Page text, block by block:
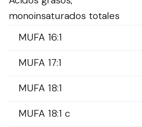
monoinsaturados totales
MUFA 16:1
MUFA 17:1
MUFA 18:1
MUFA 18:1 c